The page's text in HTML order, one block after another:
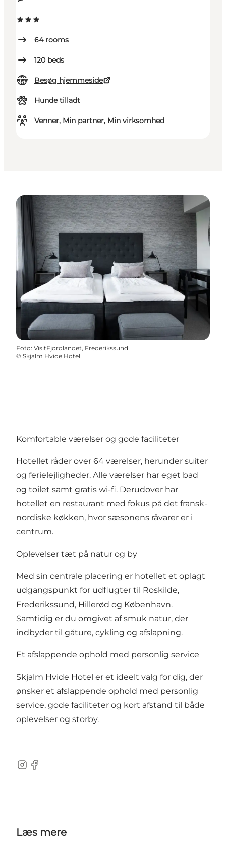
64 rooms
120 beds
Besøg hjemmeside
Hunde tilladt
Venner, Min partner, Min virksomhed
Foto: VisitFjordlandet, Frederikssund
© Skjalm Hvide Hotel
Komfortable værelser og gode faciliteter
Hotellet råder over 64 værelser, herunder suiter
og ferielejligheder. Alle værelser har eget bad
og toilet samt gratis wi-fi. Derudover har
hotellet en restaurant med fokus på det fransk-
nordiske køkken, hvor sæsonens råvarer er i
centrum.
Oplevelser tæt på natur og by
Med sin centrale placering er hotellet et oplagt
udgangspunkt for udflugter til Roskilde,
Frederikssund, Hillerød og København.
Samtidig er du omgivet af smuk natur, der
indbyder til gåture, cykling og afslapning.
Et afslappende ophold med personlig service
Skjalm Hvide Hotel er et ideelt valg for dig, der
ønsker et afslappende ophold med personlig
service, gode faciliteter og kort afstand til både
oplevelser og storby.
Instagram
Facebook
Læs mere